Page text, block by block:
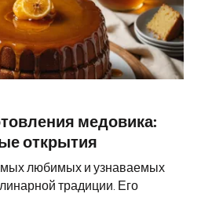
медовика:
открытия
любимых и узнаваемых
традиции. Его